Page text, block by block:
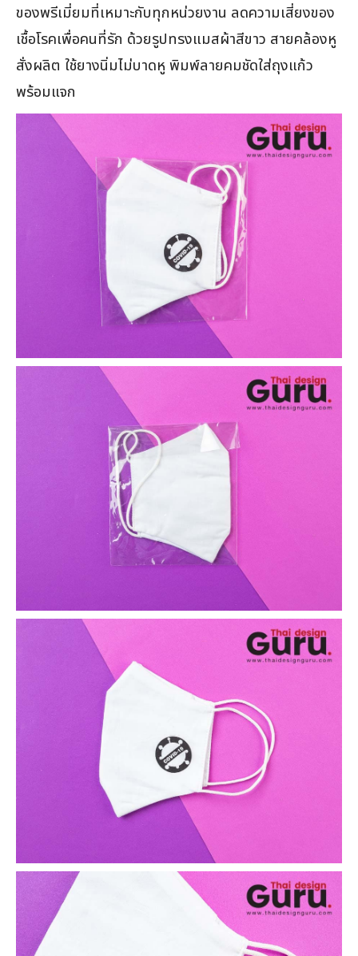
ของพรีเมี่ยมที่เหมาะกับทุกหน่วยงาน ลดความเสี่ยงของ
เชื้อโรคเพื่อคนที่รัก ด้วยรูปทรงแมสผ้าสีขาว สายคล้องหู
สั่งผลิต ใช้ยางนิ่มไม่บาดหู พิมพ์ลายคมชัดใส่ถุงแก้ว
พร้อมแจก